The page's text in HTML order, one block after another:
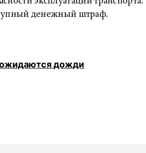
денежный штраф.
ожидаются дожди